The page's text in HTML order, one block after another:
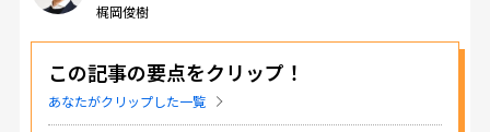
梶岡俊樹
この記事の要点をクリップ！
あなたがクリップした一覧